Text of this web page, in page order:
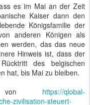
es im Mai an der Zeit
Kaiser dann den
Königsfamilie der
anderen Königen als
werden, das das neue
Hinweis ist, dass der
des belgischen
hat, bis Mai zu bleiben.
von https://qlobal-
zivilisation-steuert-